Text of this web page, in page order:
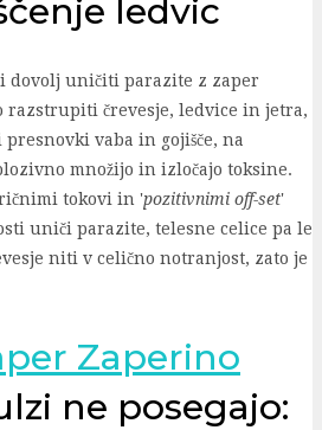
ledvic
dovolj uničiti parazite z zaper
razstrupiti črevesje, ledvice in jetra,
vaba in gojišče, na
množijo in izločajo toksine.
tokovi in 'pozitivnimi off-set'
uniči parazite, telesne celice pa le
niti v celično notranjost, zato je
ne posegajo: